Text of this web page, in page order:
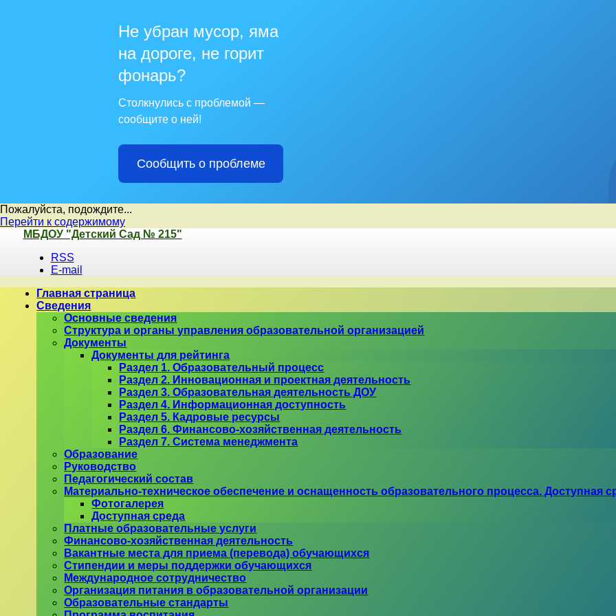
Не убран мусор, яма
на дороге, не горит
фонарь?
Столкнулись с проблемой —
сообщите о ней!
Сообщить о проблеме
Пожалуйста, подождите...
Перейти к содержимому
МБДОУ "Детский Сад № 215"
RSS
E-mail
Главная страница
Сведения
Основные сведения
Структура и органы управления образовательной организацией
Документы
Документы для рейтинга
Раздел 1. Образовательный процесс
Раздел 2. Инновационная и проектная деятельность
Раздел 3. Образовательная деятельность ДОУ
Раздел 4. Информационная доступность
Раздел 5. Кадровые ресурсы
Раздел 6. Финансово-хозяйственная деятельность
Раздел 7. Система менеджмента
Образование
Руководство
Педагогический состав
Материально-техническое обеспечение и оснащенность образовательного процесса. Доступная
Фотогалерея
Доступная среда
Платные образовательные услуги
Финансово-хозяйственная деятельность
Вакантные места для приема (перевода) обучающихся
Стипендии и меры поддержки обучающихся
Международное сотрудничество
Организация питания в образовательной организации
Образовательные стандарты